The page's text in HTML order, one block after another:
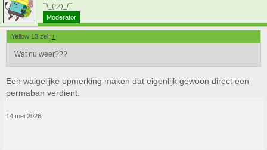
¯\_(ツ)_/¯
Moderator
Yellow 13 zei: ↑
Wat nu weer???
Een walgelijke opmerking maken dat eigenlijk gewoon direct een
permaban verdient.
14 mei 2026